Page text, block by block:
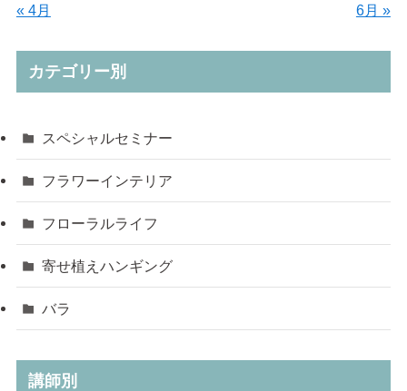
« 4月
6月 »
カテゴリー別
スペシャルセミナー
フラワーインテリア
フローラルライフ
寄せ植えハンギング
バラ
講師別